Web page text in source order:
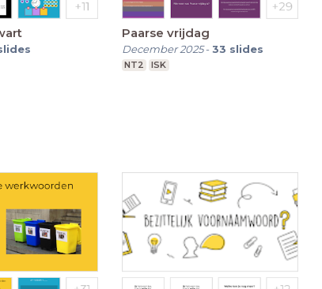
Paarse vrijdag
December 2025-33 slides
NT2 ISK